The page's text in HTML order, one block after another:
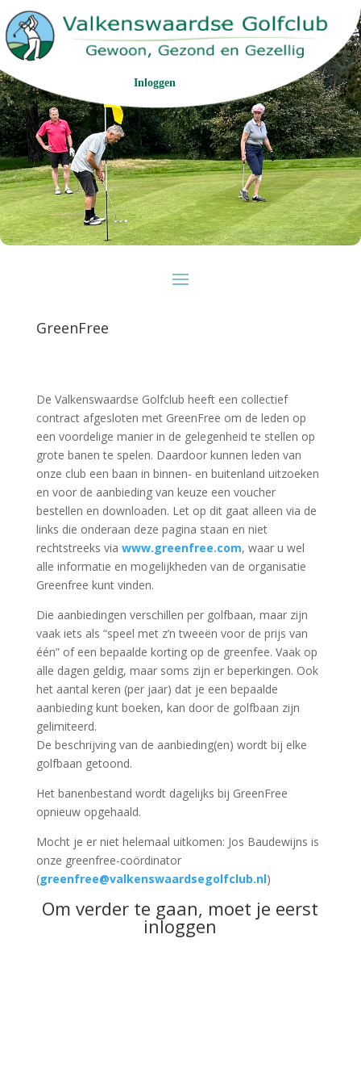
Inloggen
GreenFree
De Valkenswaardse Golfclub heeft een collectief
contract afgesloten met GreenFree om de leden op
een voordelige manier in de gelegenheid te stellen op
grote banen te spelen. Daardoor kunnen leden van
onze club een baan in binnen- en buitenland uitzoeken
en voor de aanbieding van keuze een voucher
bestellen en downloaden. Let op dit gaat alleen via de
links die onderaan deze pagina staan en niet
rechtstreeks via www.greenfree.com, waar u wel
alle informatie en mogelijkheden van de organisatie
Greenfree kunt vinden.
Die aanbiedingen verschillen per golfbaan, maar zijn
vaak iets als “speel met z’n tweeën voor de prijs van
één” of een bepaalde korting op de greenfee. Vaak op
alle dagen geldig, maar soms zijn er beperkingen. Ook
het aantal keren (per jaar) dat je een bepaalde
aanbieding kunt boeken, kan door de golfbaan zijn
gelimiteerd.
De beschrijving van de aanbieding(en) wordt bij elke
golfbaan getoond.
Het banenbestand wordt dagelijks bij GreenFree
opnieuw opgehaald.
Mocht je er niet helemaal uitkomen: Jos Baudewijns is
onze greenfree-coördinator
(greenfree@valkenswaardsegolfclub.nl)
Om verder te gaan, moet je eerst
inloggen